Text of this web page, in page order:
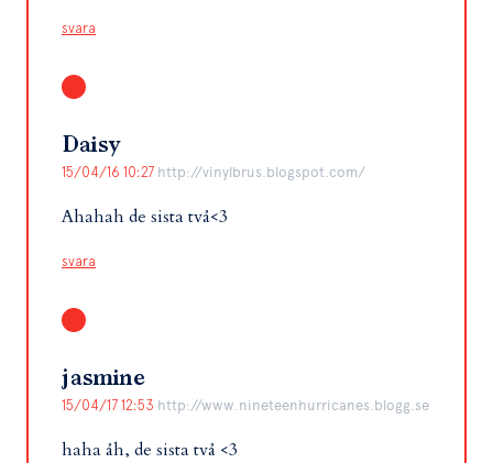
svara
Daisy
15/04/16 10:27 http://vinylbrus.blogspot.com/
Ahahah de sista två<3
svara
jasmine
15/04/17 12:53 http://www.nineteenhurricanes.blogg.se
haha åh, de sista två <3